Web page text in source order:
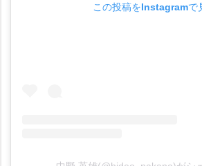
この投稿をInstagramで